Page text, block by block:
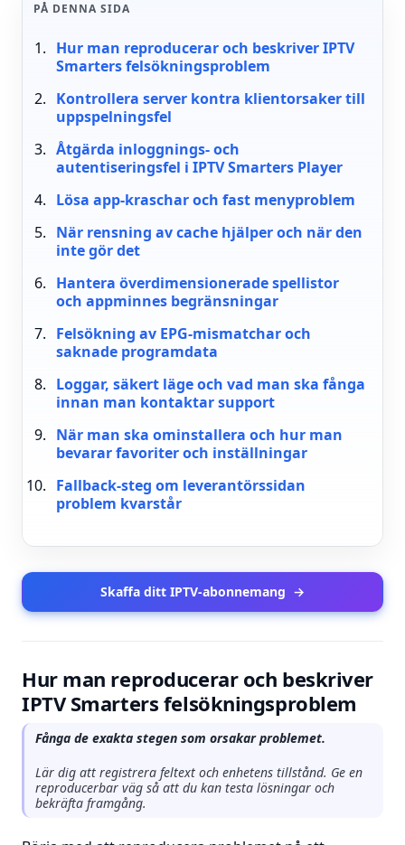
PÅ DENNA SIDA
Hur man reproducerar och beskriver IPTV
Smarters felsökningsproblem
Kontrollera server kontra klientorsaker till
uppspelningsfel
Åtgärda inloggnings- och
autentiseringsfel i IPTV Smarters Player
Lösa app-kraschar och fast menyproblem
När rensning av cache hjälper och när den
inte gör det
Hantera överdimensionerade spellistor
och appminnes begränsningar
Felsökning av EPG-mismatchar och
saknade programdata
Loggar, säkert läge och vad man ska fånga
innan man kontaktar support
När man ska ominstallera och hur man
bevarar favoriter och inställningar
Fallback-steg om leverantörssidan
problem kvarstår
Skaffa ditt IPTV-abonnemang →
Hur man reproducerar och beskriver
IPTV Smarters felsökningsproblem
Fånga de exakta stegen som orsakar problemet.
Lär dig att registrera feltext och enhetens tillstånd. Ge en
reproducerbar väg så att du kan testa lösningar och
bekräfta framgång.